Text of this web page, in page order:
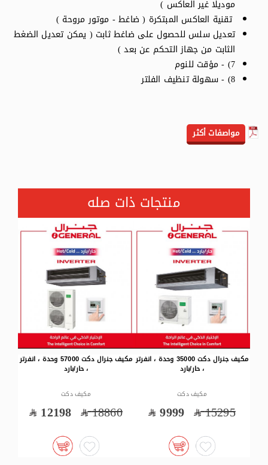
موديلا غير العاكس )
تقنية العاكس المبتكرة ( ضاغط - موتور مروحة )
تعديل سلس للحصول على ضاغط ثابت ( يمكن تعديل الضغط
الثابت من جهاز التحكم عن بعد )
7) - مؤقت للنوم
8) - سهولة تنظيف الفلتر
مواصفات أكثر
منتجات ذات صله
مكيف جنرال دكت 57000 وحدة ، انفرتر
، حار/بارد
مكيف دكت
18860
12198
مكيف جنرال جداري 24000 وحدة ،
انفرتر ، بارد
مكيف دكت
7935
4599